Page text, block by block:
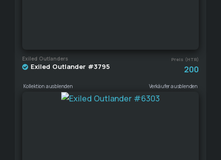
Exiled Outlanders Preis (HTR)
Exiled Outlander #3795 200
Kollektion ausblenden Verkäufer ausblenden